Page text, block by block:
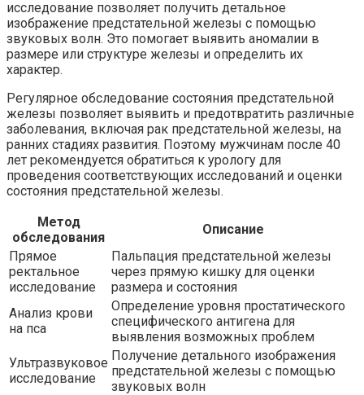
исследование позволяет получить детальное
изображение предстательной железы с помощью
звуковых волн. Это помогает выявить аномалии в
размере или структуре железы и определить их
характер.
Регулярное обследование состояния предстательной
железы позволяет выявить и предотвратить различные
заболевания, включая рак предстательной железы, на
ранних стадиях развития. Поэтому мужчинам после 40
лет рекомендуется обратиться к урологу для
проведения соответствующих исследований и оценки
состояния предстательной железы.
Метод
обследования
Описание
Прямое
ректальное
исследование
Пальпация предстательной железы
через прямую кишку для оценки
размера и состояния
Анализ крови
на пса
Определение уровня простатического
специфического антигена для
выявления возможных проблем
Ультразвуковое
исследование
Получение детального изображения
предстательной железы с помощью
звуковых волн